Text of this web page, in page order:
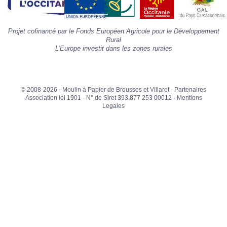
Projet cofinancé par le Fonds Européen Agricole pour le Développement
Rural
L'Europe investit dans les zones rurales
© 2008-2026 - Moulin à Papier de Brousses et Villaret - Partenaires
Association loi 1901 - N° de Siret 393.877 253 00012 - Mentions
Legales